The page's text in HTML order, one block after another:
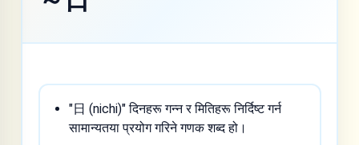
"日 (nichi)" दिनहरू गन्न र मितिहरू निर्दिष्ट गर्न
सामान्यतया प्रयोग गरिने गणक शब्द हो।